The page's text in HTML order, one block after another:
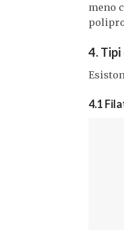
meno
4.
4.1